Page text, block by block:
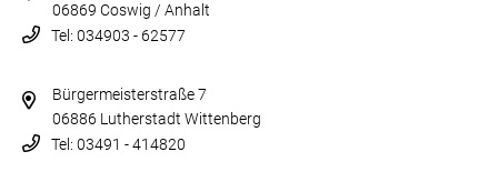
06869 Coswig / Anhalt
Tel: 034903 - 62577
Bürgermeisterstraße 7
06886 Lutherstadt Wittenberg
Tel: 03491 - 414820